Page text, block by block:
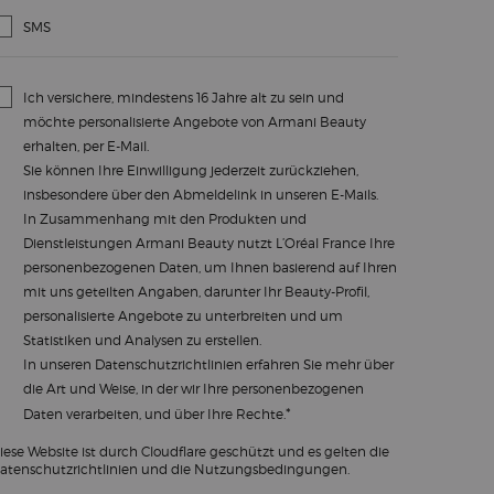
SMS
Ich versichere, mindestens 16 Jahre alt zu sein und
möchte personalisierte Angebote von Armani Beauty
erhalten, per E-Mail.
Sie können Ihre Einwilligung jederzeit zurückziehen,
insbesondere über den Abmeldelink in unseren E-Mails.
In Zusammenhang mit den Produkten und
Dienstleistungen Armani Beauty nutzt L’Oréal France Ihre
personenbezogenen Daten, um Ihnen basierend auf Ihren
mit uns geteilten Angaben, darunter Ihr Beauty-Profil,
personalisierte Angebote zu unterbreiten und um
Statistiken und Analysen zu erstellen.
In unseren Datenschutzrichtlinien erfahren Sie mehr über
die Art und Weise, in der wir Ihre personenbezogenen
Daten verarbeiten, und über Ihre Rechte.*
Website ist durch Cloudflare geschützt und es gelten die
und die Nutzungsbedingungen.